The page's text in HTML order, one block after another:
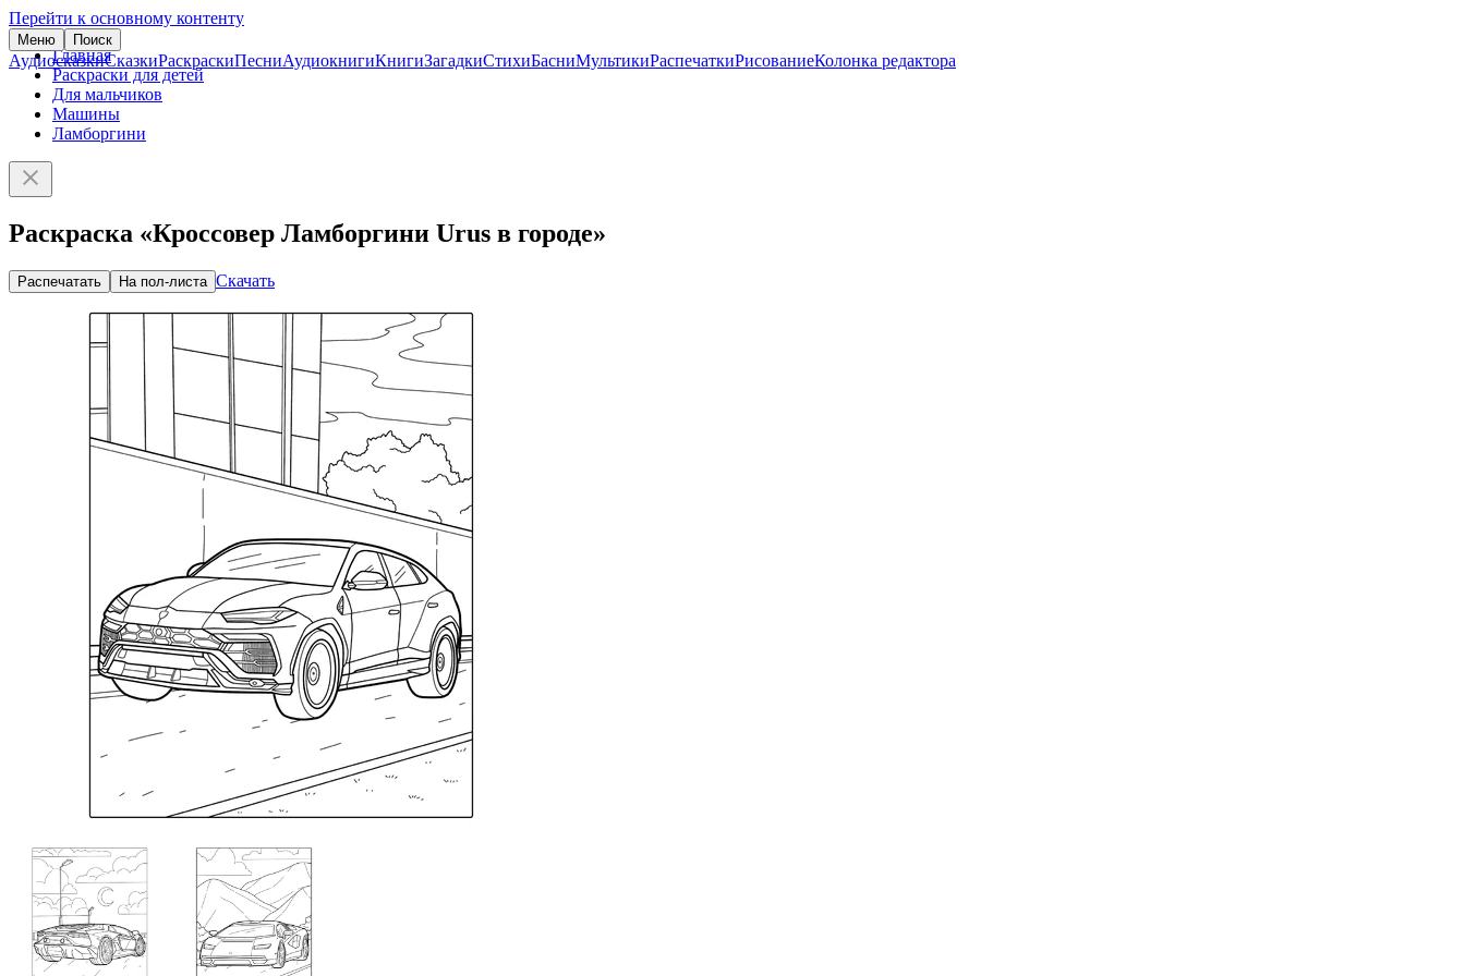
Перейти к основному контенту
Меню Поиск
АудиосказкиСказкиРаскраскиПесниАудиокнигиКнигиЗагадкиСтихиБасниМультикиРаспечаткиРисованиеКолонка редактора
Главная
Раскраски для детей
Для мальчиков
Машины
Ламборгини
Раскраска «Кроссовер Ламборгини Urus в городе»
Распечатать На пол-листа Скачать